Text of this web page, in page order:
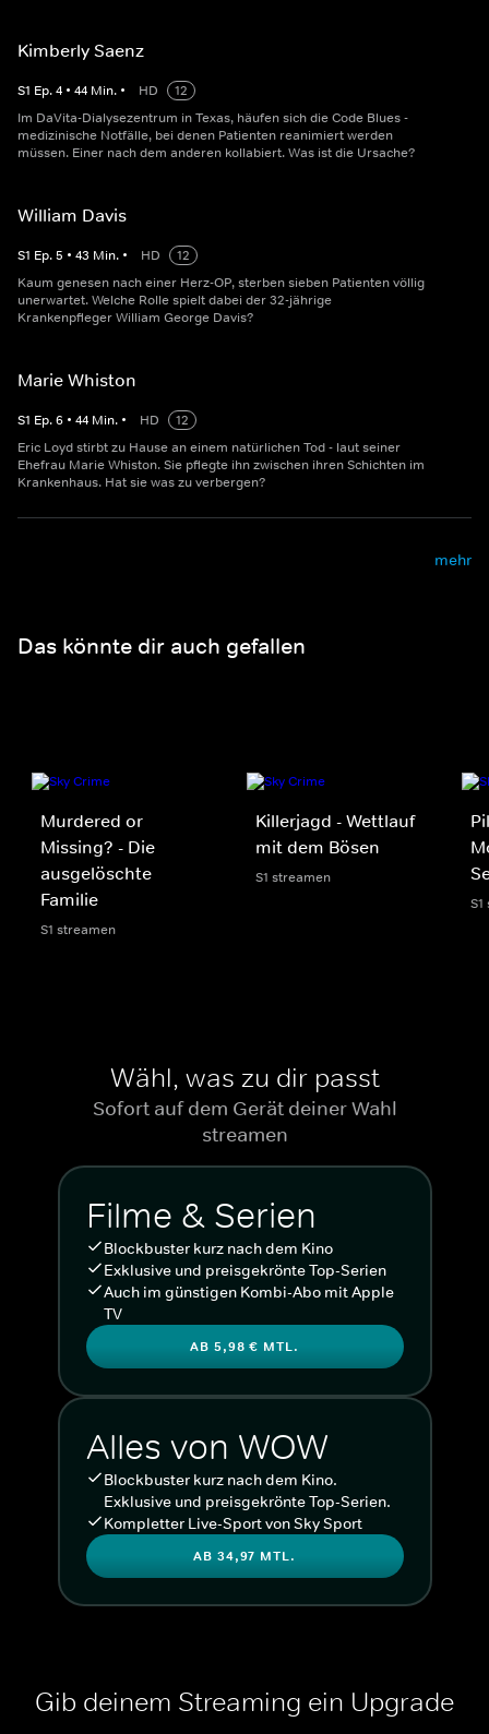
Kimberly Saenz
S1 Ep.4 • 44 Min. • HD
12
Im DaVita-Dialysezentrum in Texas, häufen sich die Code Blues -
medizinische Notfälle, bei denen Patienten reanimiert werden
müssen. Einer nach dem anderen kollabiert. Was ist die Ursache?
William Davis
S1 Ep.5 • 43 Min. • HD
12
Kaum genesen nach einer Herz-OP, sterben sieben Patienten völlig
unerwartet. Welche Rolle spielt dabei der 32-jährige
Krankenpfleger William George Davis?
Marie Whiston
S1 Ep.6 • 44 Min. • HD
12
Eric Loyd stirbt zu Hause an einem natürlichen Tod - laut seiner
Ehefrau Marie Whiston. Sie pflegte ihn zwischen ihren Schichten im
Krankenhaus. Hat sie was zu verbergen?
mehr
Das könnte dir auch gefallen
Murdered or
Missing? - Die
ausgelöschte
Familie
S1 streamen
Killerjagd - Wettlauf
mit dem Bösen
S1 streamen
Wähl, was zu dir passt
Sofort auf dem Gerät deiner Wahl
streamen
Filme & Serien
Blockbuster kurz nach dem Kino
Exklusive und preisgekrönte Top-Serien
Auch im günstigen Kombi-Abo mit Apple
TV
AB 5,98 € MTL.
Alles von WOW
Blockbuster kurz nach dem Kino.
Exklusive und preisgekrönte Top-Serien.
Kompletter Live-Sport von Sky Sport
AB 34,97 MTL.
Gib deinem Streaming ein Upgrade